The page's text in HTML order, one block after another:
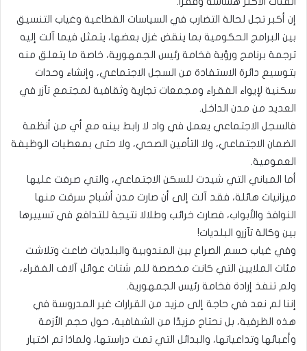
إن أكبر تجل لحالة التضارب في السياسات القطاعية وغياب التنسيق
بين البرامج الحكومية بما ينقض غزل بعضها، يتمثل فيما آلت إليه
ترجمة برنامج ورؤية فخامة رئيس الجمهورية، خاصة ما يتعلق منه
بتوسيع دائرة الاستفادة من السجل الاجتماعي، وإنشاء وحدات
سكنية لإيواء الفقراء ومجمعات تجارية وثقافية لمجتمع تآزر في
العديد من مدن الداخل.
فالسجل الاجتماعي يعمل في واد لا رابط بينه مع أي من أنظمة
الضمان الاجتماعي، ولا التأمين الصحي، ولا حتى بمعطيات الوظيفة
العمومية.
أما المباني التي شيدت للسكن الاجتماعي، والتي صرفت عليها
ميزانيات هائلة، فقد آلت إلى أن صارت مدن أشباح سرقت منها
النوافذ والأبواب، فصارت خرائب وطلالا نتيجة للتدافع في تسييرها
بين وكالة تآزرو البلديات!
وفي غياب حسم الصراع بين المندوبية والبلديات ضاعت وتلاشت
مئات الملايين التي كانت مخصصة للم شتات عوائل آلاف الفقراء،
ولم تنفذ إرادة فخامة رئيس الجمهورية.
إننا لم نعد في حاجة إلى مزيد من القرارات غير المدروسة في
هذه الظرفية، بل نحتاج مزيدًا من الشفافية، حول حجم الأزمة
وأعبائها وتداعياتها، والبدائل التي تمت دراستها، ولماذا تم اختيار